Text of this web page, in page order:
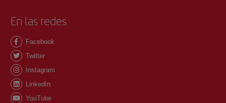
En las redes
Facebook
Twitter
Instagram
LinkedIn
YouTube